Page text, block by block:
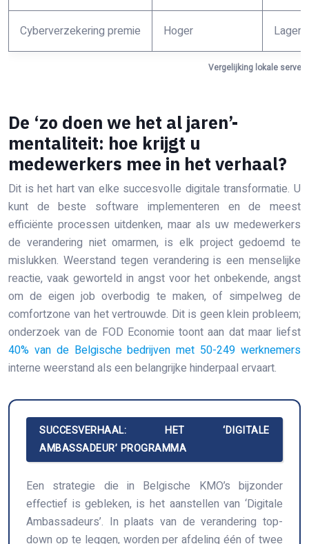
Vergelijking lokale server
Cyberverzekering premie Hoger Lager
De ‘zo doen we het al jaren’-
mentaliteit: hoe krijgt u
medewerkers mee in het verhaal?
Dit is het hart van elke succesvolle digitale transformatie. U
kunt de beste software implementeren en de meest
efficiënte processen uitdenken, maar als uw medewerkers
de verandering niet omarmen, is elk project gedoemd te
mislukken. Weerstand tegen verandering is een menselijke
reactie, vaak geworteld in angst voor het onbekende, angst
om de eigen job overbodig te maken, of simpelweg de
comfortzone van het vertrouwde. Dit is geen klein probleem;
onderzoek van de FOD Economie toont aan dat maar liefst
40% van de Belgische bedrijven met 50-249 werknemers
interne weerstand als een belangrijke hinderpaal ervaart.
SUCCESVERHAAL: HET ‘DIGITALE
AMBASSADEUR’ PROGRAMMA
Een strategie die in Belgische KMO’s bijzonder
effectief is gebleken, is het aanstellen van ‘Digitale
Ambassadeurs’. In plaats van de verandering top-
down op te leggen, worden per afdeling één of twee